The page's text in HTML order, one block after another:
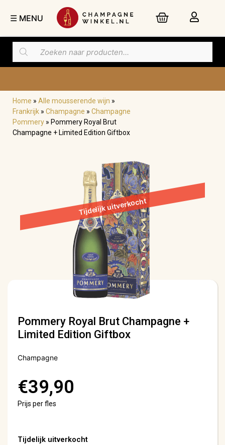
☰ MENU
Home » Alle mousserende wijn »
Frankrijk » Champagne » Champagne
Pommery » Pommery Royal Brut
Champagne + Limited Edition Giftbox
Pommery Royal Brut Champagne +
Limited Edition Giftbox
Champagne
€39,90
Prijs per fles
Tijdelijk uitverkocht